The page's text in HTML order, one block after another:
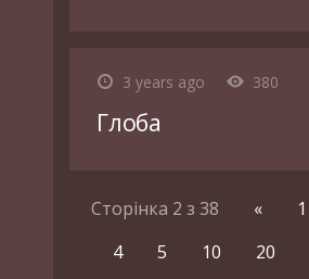
3 years ago 380
Глоба
Сторінка 2 з 38 « 1
4
5 10 20